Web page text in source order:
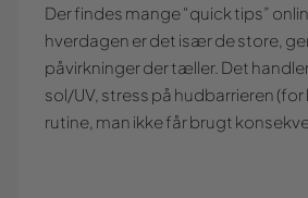
Der findes mange “quick tips”
hverdagen er det især de store,
påvirkninger der tæller. Det
sol/UV, stress på hudbarrieren (for
rutine, man ikke får brugt